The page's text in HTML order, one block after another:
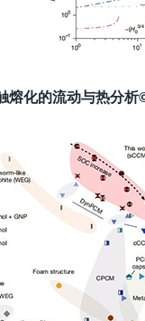
熔化的流动与热分析